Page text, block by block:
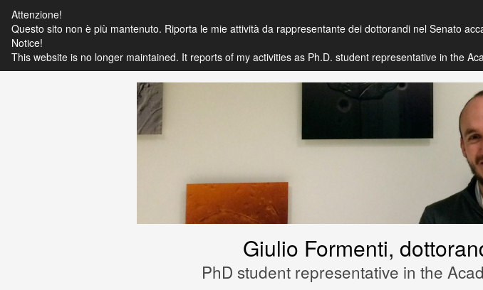
Giulio Formenti,
PhD student representative in the
Attenzione!
Questo sito non è più mantenuto. Riporta le mie attività da rappresentante dei dottorandi nel Senato
Notice!
This website is no longer maintained. It reports of my activities as Ph.D. student representative in the